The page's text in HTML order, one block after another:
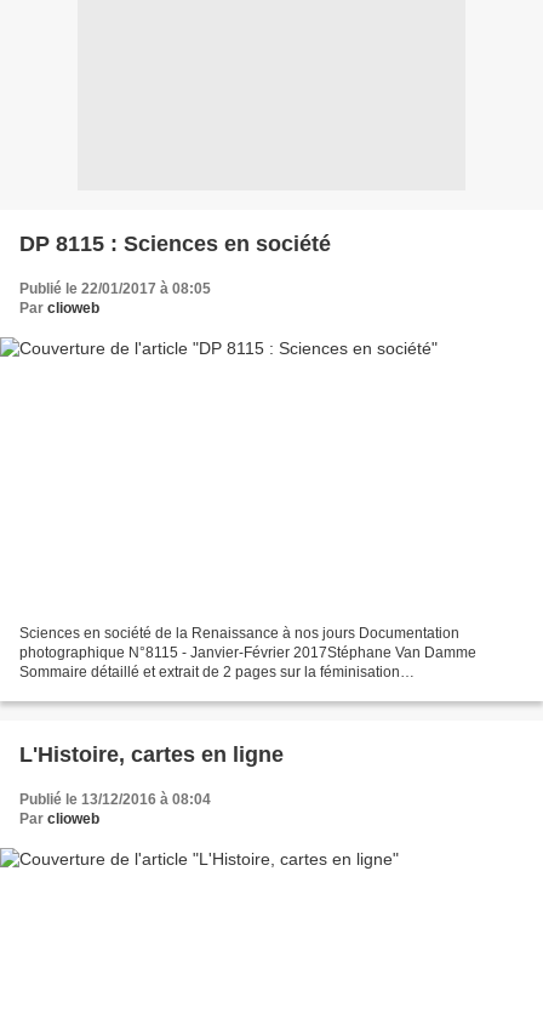
DP 8115 : Sciences en société
Publié le 22/01/2017 à 08:05
Par clioweb
Sciences en société de la Renaissance à nos jours Documentation
photographique N°8115 - Janvier-Février 2017Stéphane Van Damme
Sommaire détaillé et extrait de 2 pages sur la féminisation
L'Histoire, cartes en ligne
Publié le 13/12/2016 à 08:04
Par clioweb